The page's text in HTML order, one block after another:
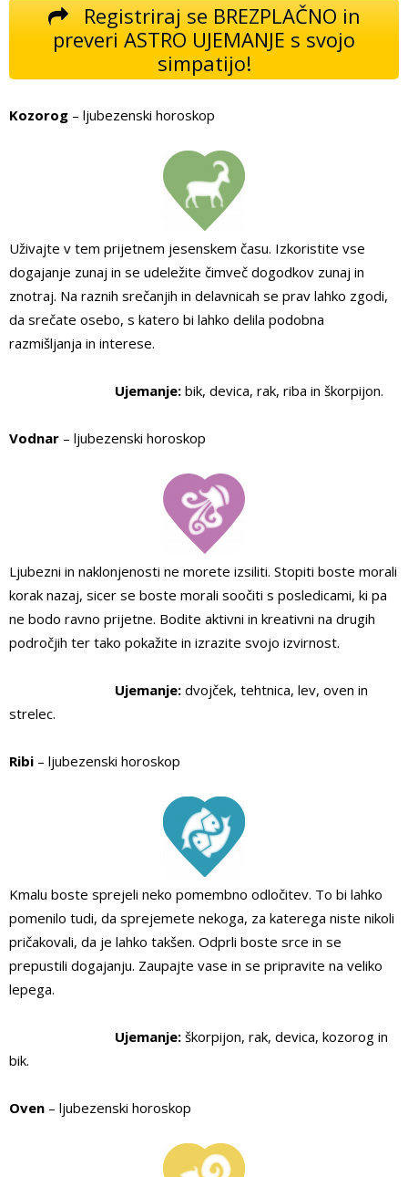
Registriraj se BREZPLAČNO in
preveri ASTRO UJEMANJE s svojo
simpatijo!
Kozorog – ljubezenski horoskop
Uživajte v tem prijetnem jesenskem času. Izkoristite vse
dogajanje zunaj in se udeležite čimveč dogodkov zunaj in
znotraj. Na raznih srečanjih in delavnicah se prav lahko zgodi,
da srečate osebo, s katero bi lahko delila podobna
razmišljanja in interese.
Ujemanje: bik, devica, rak, riba in škorpijon.
Vodnar – ljubezenski horoskop
Ljubezni in naklonjenosti ne morete izsiliti. Stopiti boste morali
korak nazaj, sicer se boste morali soočiti s posledicami, ki pa
ne bodo ravno prijetne. Bodite aktivni in kreativni na drugih
področjih ter tako pokažite in izrazite svojo izvirnost.
Ujemanje: dvojček, tehtnica, lev, oven in
strelec.
Ribi – ljubezenski horoskop
Kmalu boste sprejeli neko pomembno odločitev. To bi lahko
pomenilo tudi, da sprejemete nekoga, za katerega niste nikoli
pričakovali, da je lahko takšen. Odprli boste srce in se
prepustili dogajanju. Zaupajte vase in se pripravite na veliko
lepega.
Ujemanje: škorpijon, rak, devica, kozorog in
bik.
Oven – ljubezenski horoskop